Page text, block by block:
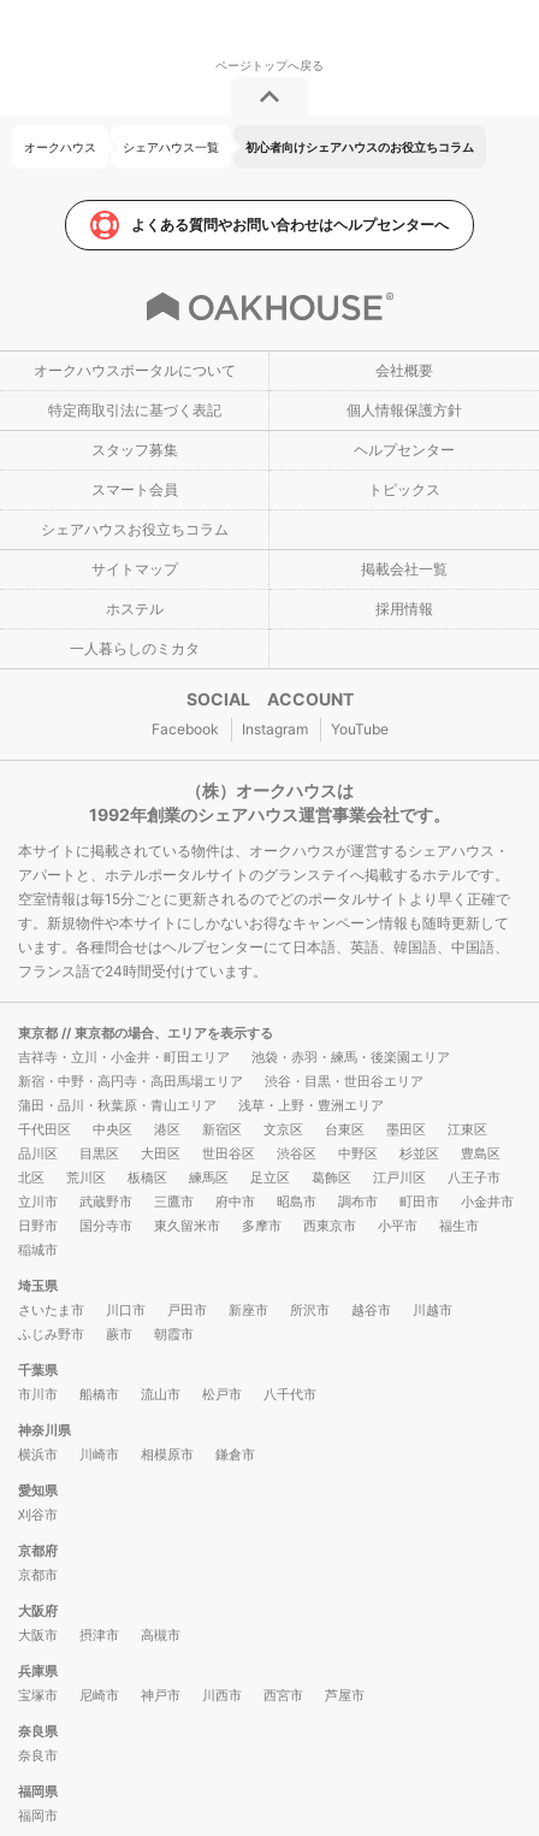
オークハウス シェアハウス一覧 初心者向けシェアハウスのお役立ちコラム
よくある質問やお問い合わせはヘルプセンターへ
オークハウスポータルについて 会社概要
特定商取引法に基づく表記 個人情報保護方針
スタッフ募集 ヘルプセンター
スマート会員 トピックス
シェアハウスお役立ちコラム
サイトマップ 掲載会社一覧
ホステル 採用情報
一人暮らしのミカタ
SOCIAL ACCOUNT
Facebook Instagram YouTube
（株）オークハウスは
1992年創業のシェアハウス運営事業会社です。
本サイトに掲載されている物件は、オークハウスが運営するシェアハウス・
アパートと、ホテルポータルサイトのグランステイへ掲載するホテルです。
空室情報は毎15分ごとに更新されるのでどのポータルサイトより早く正確で
す。新規物件や本サイトにしかないお得なキャンペーン情報も随時更新して
います。各種問合せはヘルプセンターにて日本語、英語、韓国語、中国語、
フランス語で24時間受付けています。
東京都 // 東京都の場合、エリアを表示する
吉祥寺・立川・小金井・町田エリア
池袋・赤羽・練馬・後楽園エリア
新宿・中野・高円寺・高田馬場エリア
渋谷・目黒・世田谷エリア
蒲田・品川・秋葉原・青山エリア
浅草・上野・豊洲エリア
千代田区
中央区 港区 新宿区 文京区 台東区 墨田区
江東区
品川区
目黒区 大田区 世田谷区 渋谷区 中野区 杉並区
豊島区
北区
荒川区 板橋区 練馬区 足立区 葛飾区 江戸川区
八王子市
立川市
武蔵野市 三鷹市 府中市 昭島市 調布市 町田市
小金井市
日野市
国分寺市 東久留米市 多摩市 西東京市 小平市
福生市
稲城市
埼玉県
さいたま市
川口市 戸田市 新座市 所沢市 越谷市
川越市
ふじみ野市
蕨市 朝霞市
千葉県
市川市
船橋市 流山市 松戸市 八千代市
神奈川県
横浜市
川崎市 相模原市 鎌倉市
愛知県
刈谷市
京都府
京都市
大阪府
大阪市
摂津市 高槻市
兵庫県
宝塚市
尼崎市 神戸市 川西市 西宮市 芦屋市
奈良県
奈良市
福岡県
福岡市